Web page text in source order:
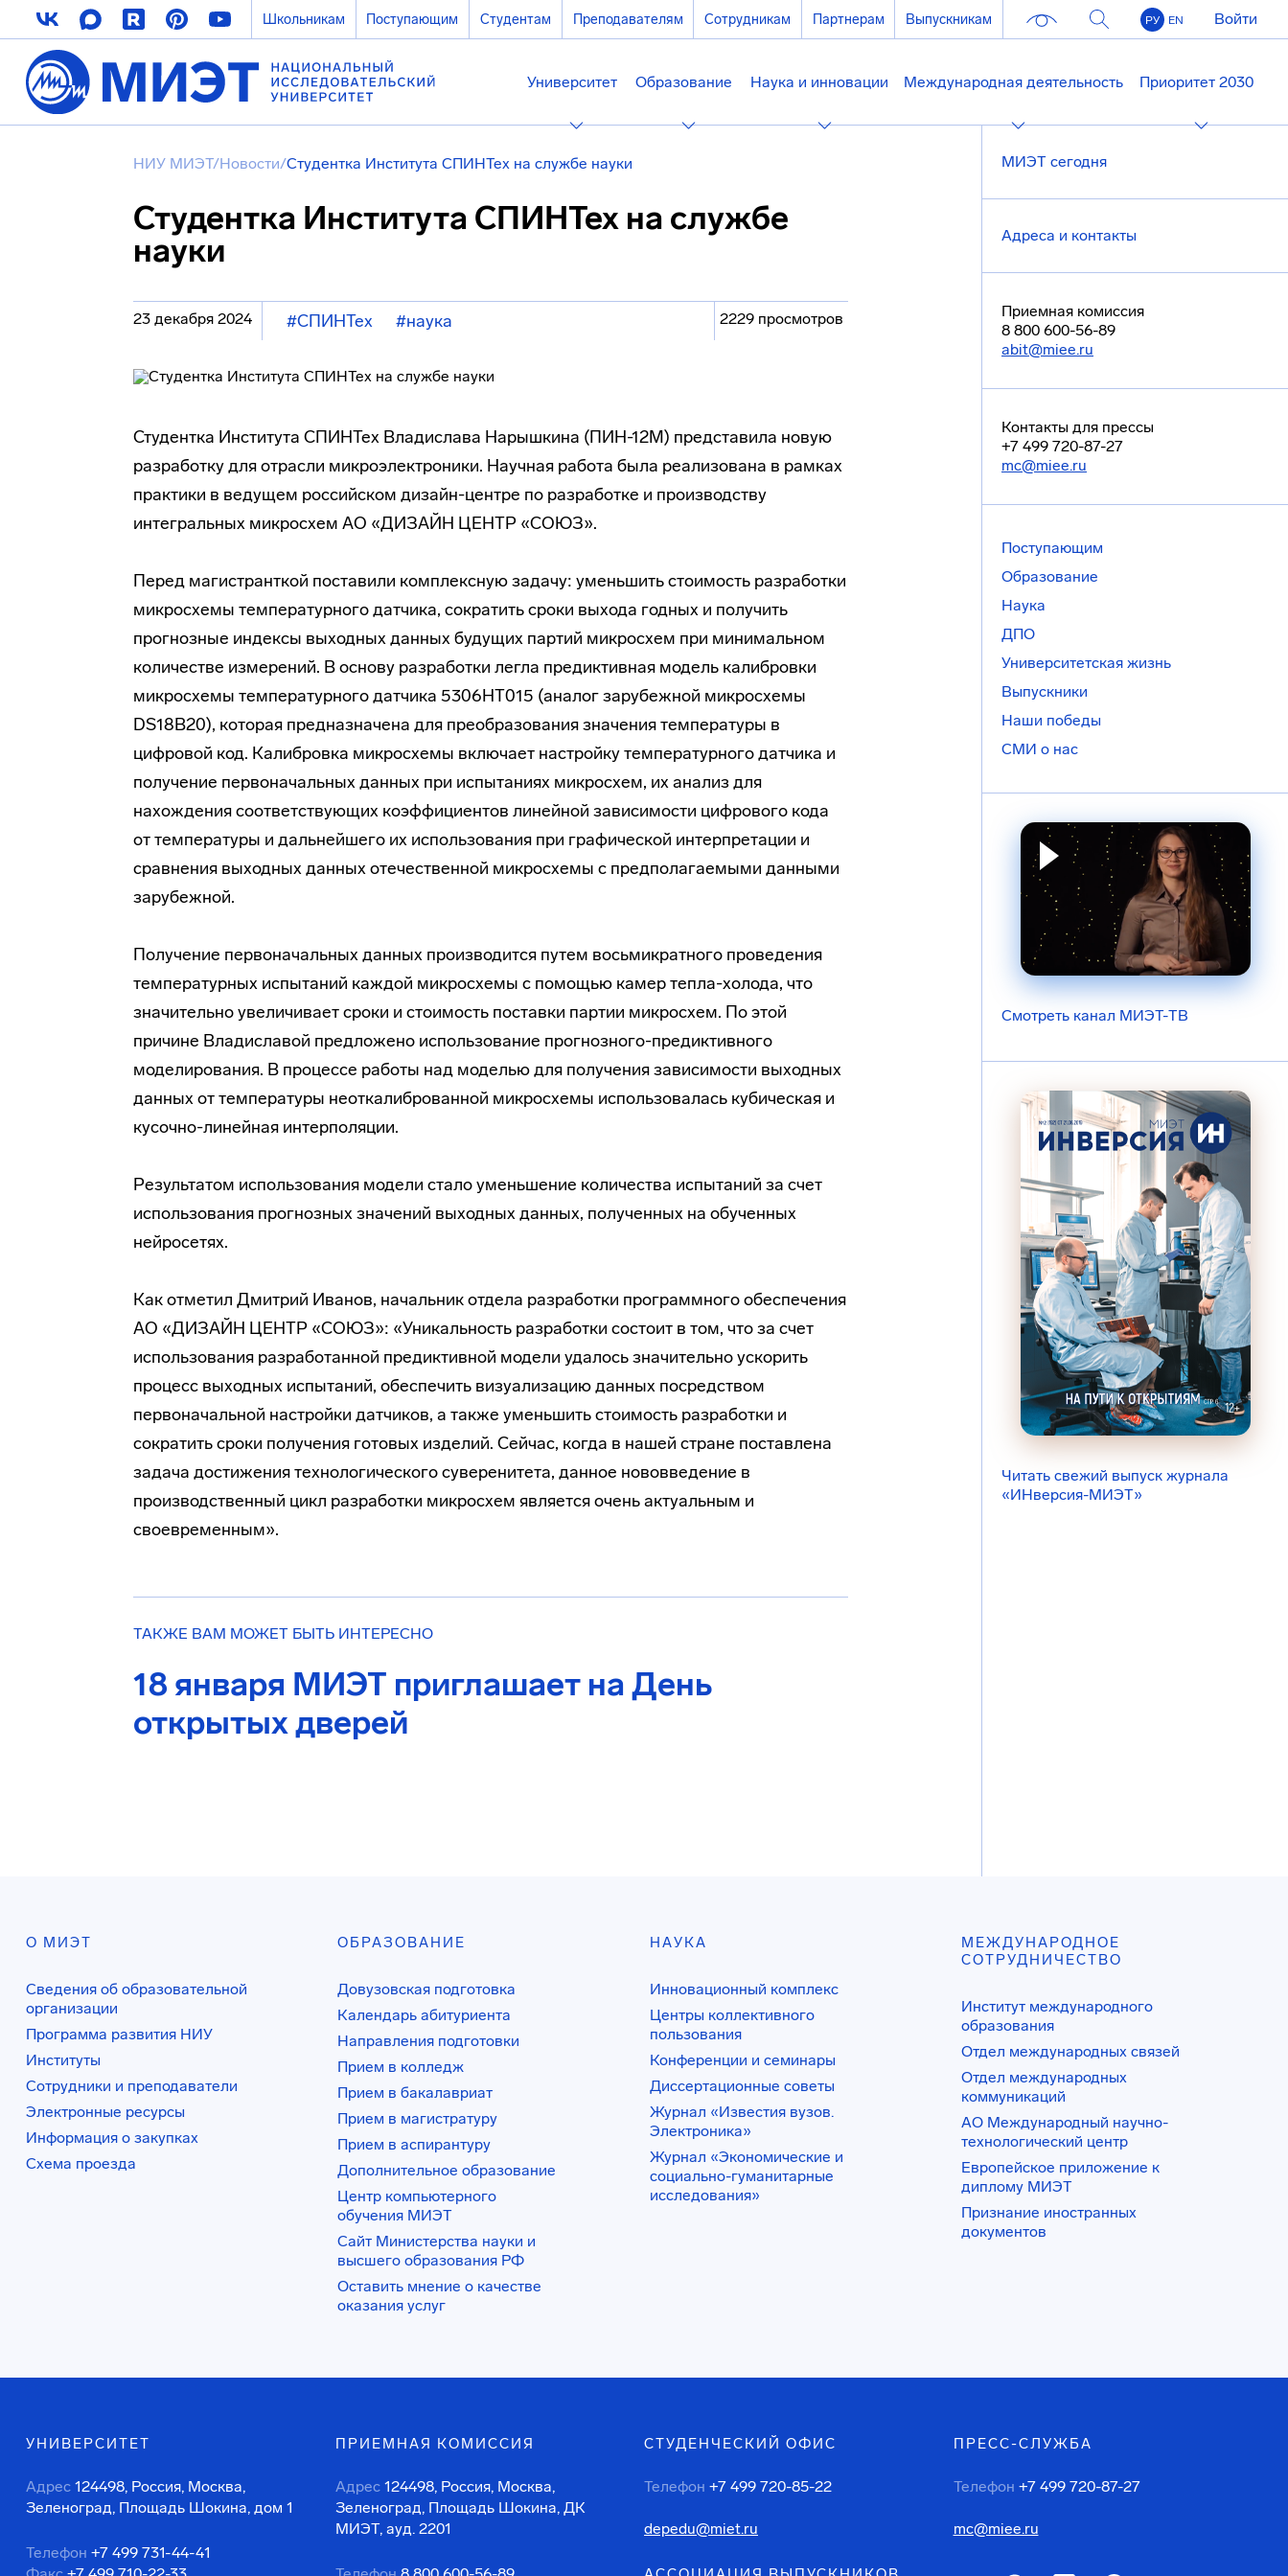
Школьникам Поступающим Студентам Преподавателям Сотрудникам Партнерам Выпускникам РУ EN Войти
Университет Образование Наука и инновации Международная деятельность Приоритет 2030
НИУ МИЭТ/Новости/Студентка Института СПИНТех на службе науки
Студентка Института СПИНТех на службе
науки
23 декабря 2024 #СПИНТех #наука 2229 просмотров
Студентка Института СПИНТех Владислава Нарышкина (ПИН-12М) представила новую
разработку для отрасли микроэлектроники. Научная работа была реализована в рамках
практики в ведущем российском дизайн-центре по разработке и производству
интегральных микросхем АО «ДИЗАЙН ЦЕНТР «СОЮЗ».
Перед магистранткой поставили комплексную задачу: уменьшить стоимость разработки
микросхемы температурного датчика, сократить сроки выхода годных и получить
прогнозные индексы выходных данных будущих партий микросхем при минимальном
количестве измерений. В основу разработки легла предиктивная модель калибровки
микросхемы температурного датчика 5306НТ015 (аналог зарубежной микросхемы
DS18B20), которая предназначена для преобразования значения температуры в
цифровой код. Калибровка микросхемы включает настройку температурного датчика и
получение первоначальных данных при испытаниях микросхем, их анализ для
нахождения соответствующих коэффициентов линейной зависимости цифрового кода
от температуры и дальнейшего их использования при графической интерпретации и
сравнения выходных данных отечественной микросхемы с предполагаемыми данными
зарубежной.
Получение первоначальных данных производится путем восьмикратного проведения
температурных испытаний каждой микросхемы с помощью камер тепла-холода, что
значительно увеличивает сроки и стоимость поставки партии микросхем. По этой
причине Владиславой предложено использование прогнозного-предиктивного
моделирования. В процессе работы над моделью для получения зависимости выходных
данных от температуры неоткалиброванной микросхемы использовалась кубическая и
кусочно-линейная интерполяции.
Результатом использования модели стало уменьшение количества испытаний за счет
использования прогнозных значений выходных данных, полученных на обученных
нейросетях.
Как отметил Дмитрий Иванов, начальник отдела разработки программного обеспечения
АО «ДИЗАЙН ЦЕНТР «СОЮЗ»: «Уникальность разработки состоит в том, что за счет
использования разработанной предиктивной модели удалось значительно ускорить
процесс выходных испытаний, обеспечить визуализацию данных посредством
первоначальной настройки датчиков, а также уменьшить стоимость разработки и
сократить сроки получения готовых изделий. Сейчас, когда в нашей стране поставлена
задача достижения технологического суверенитета, данное нововведение в
производственный цикл разработки микросхем является очень актуальным и
своевременным».
ТАКЖЕ ВАМ МОЖЕТ БЫТЬ ИНТЕРЕСНО
18 января МИЭТ приглашает на День
открытых дверей
МИЭТ сегодня
Адреса и контакты
Приемная комиссия
8 800 600-56-89
abit@miee.ru
Контакты для прессы
+7 499 720-87-27
mc@miee.ru
Поступающим
Образование
Наука
ДПО
Университетская жизнь
Выпускники
Наши победы
СМИ о нас
Смотреть канал МИЭТ-ТВ
Читать свежий выпуск журнала
«ИНверсия-МИЭТ»
О МИЭТ
Сведения об образовательной
организации
Программа развития НИУ
Институты
Сотрудники и преподаватели
Электронные ресурсы
Информация о закупках
Схема проезда
ОБРАЗОВАНИЕ
Довузовская подготовка
Календарь абитуриента
Направления подготовки
Прием в колледж
Прием в бакалавриат
Прием в магистратуру
Прием в аспирантуру
Дополнительное образование
Центр компьютерного
обучения МИЭТ
Сайт Министерства науки и
высшего образования РФ
Оставить мнение о качестве
оказания услуг
НАУКА
Инновационный комплекс
Центры коллективного
пользования
Конференции и семинары
Диссертационные советы
Журнал «Известия вузов.
Электроника»
Журнал «Экономические и
социально-гуманитарные
исследования»
МЕЖДУНАРОДНОЕ
СОТРУДНИЧЕСТВО
Институт международного
образования
Отдел международных связей
Отдел международных
коммуникаций
АО Международный научно-
технологический центр
Европейское приложение к
диплому МИЭТ
Признание иностранных
документов
УНИВЕРСИТЕТ
Адрес 124498, Россия, Москва,
Зеленоград, Площадь Шокина, дом 1
Телефон +7 499 731-44-41
ПРИЕМНАЯ КОМИССИЯ
Адрес 124498, Россия, Москва,
Зеленоград, Площадь Шокина, ДК
МИЭТ, ауд. 2201
СТУДЕНЧЕСКИЙ ОФИС
Телефон +7 499 720-85-22
depedu@miet.ru
ПРЕСС-СЛУЖБА
Телефон +7 499 720-87-27
mc@miee.ru